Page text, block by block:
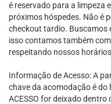
é reservado para a limpeza
próximos hóspedes. Não é
checkout tardio. Buscamos
isso contamos também
respeitando nossos
Informação de Acesso: A
chave da acomodação é do
ACESSO for deixado